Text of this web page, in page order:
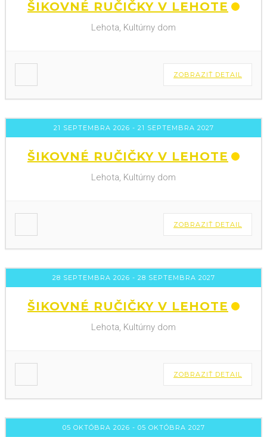
ŠIKOVNÉ RUČIČKY V LEHOTE
Lehota, Kultúrny dom
ZOBRAZIŤ DETAIL
21 SEPTEMBRA 2026 - 21 SEPTEMBRA 2027
ŠIKOVNÉ RUČIČKY V LEHOTE
Lehota, Kultúrny dom
ZOBRAZIŤ DETAIL
28 SEPTEMBRA 2026 - 28 SEPTEMBRA 2027
ŠIKOVNÉ RUČIČKY V LEHOTE
Lehota, Kultúrny dom
ZOBRAZIŤ DETAIL
05 OKTÓBRA 2026 - 05 OKTÓBRA 2027